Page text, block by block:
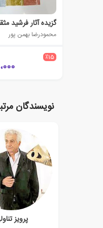
گزیده آثار فرشید
محمودرضا بهمن پور
٪15
نویسندگان
پرویز